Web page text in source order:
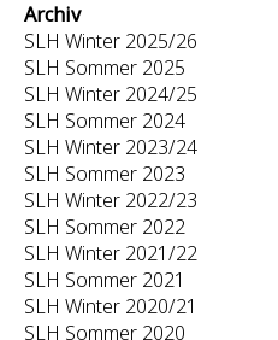
Archiv
SLH Winter 2025/26
SLH Sommer 2025
SLH Winter 2024/25
SLH Sommer 2024
SLH Winter 2023/24
SLH Sommer 2023
SLH Winter 2022/23
SLH Sommer 2022
SLH Winter 2021/22
SLH Sommer 2021
SLH Winter 2020/21
SLH Sommer 2020